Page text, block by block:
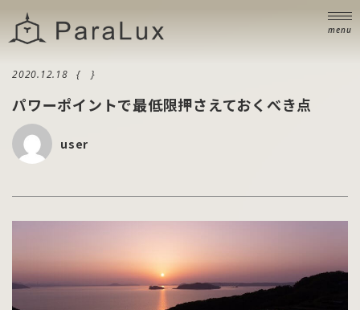
menu
NEWS
ブログ
CONTACT
2020.12.18
パワーポイントで最低限押さえておくべき点
user